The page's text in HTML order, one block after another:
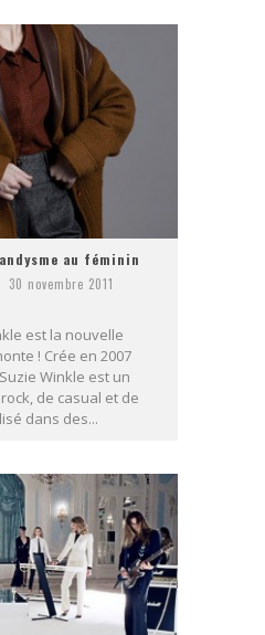
au féminin
30 novembre 2011
est la nouvelle
! Crée en 2007
Winkle est un
de casual et de
dans des...